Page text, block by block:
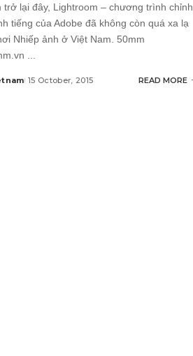
trở lại đây, Lightroom – chương trình chỉnh
tiếng của Adobe đã không còn quá xa lạ
Nhiếp ảnh ở Việt Nam. 50mm
15 October, 2015 READ MORE